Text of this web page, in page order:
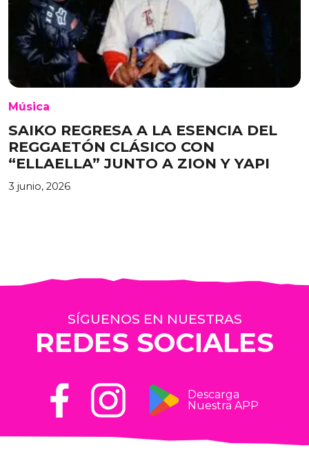
Música
SAIKO REGRESA A LA ESENCIA DEL
REGGAETÓN CLÁSICO CON
“ELLAELLA” JUNTO A ZION Y YAPI
3 junio, 2026
SÍGUENOS EN NUESTRAS
REDES SOCIALES
Descarga
Nuestra APP